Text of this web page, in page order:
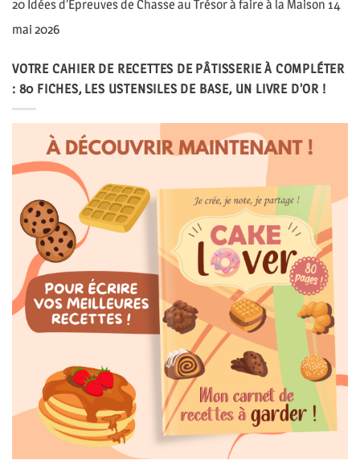
20 Idées d’Épreuves de Chasse au Trésor à faire à la Maison 14
mai 2026
VOTRE CAHIER DE RECETTES DE PÂTISSERIE À COMPLÉTER
: 80 FICHES, LES USTENSILES DE BASE, UN LIVRE D’OR !